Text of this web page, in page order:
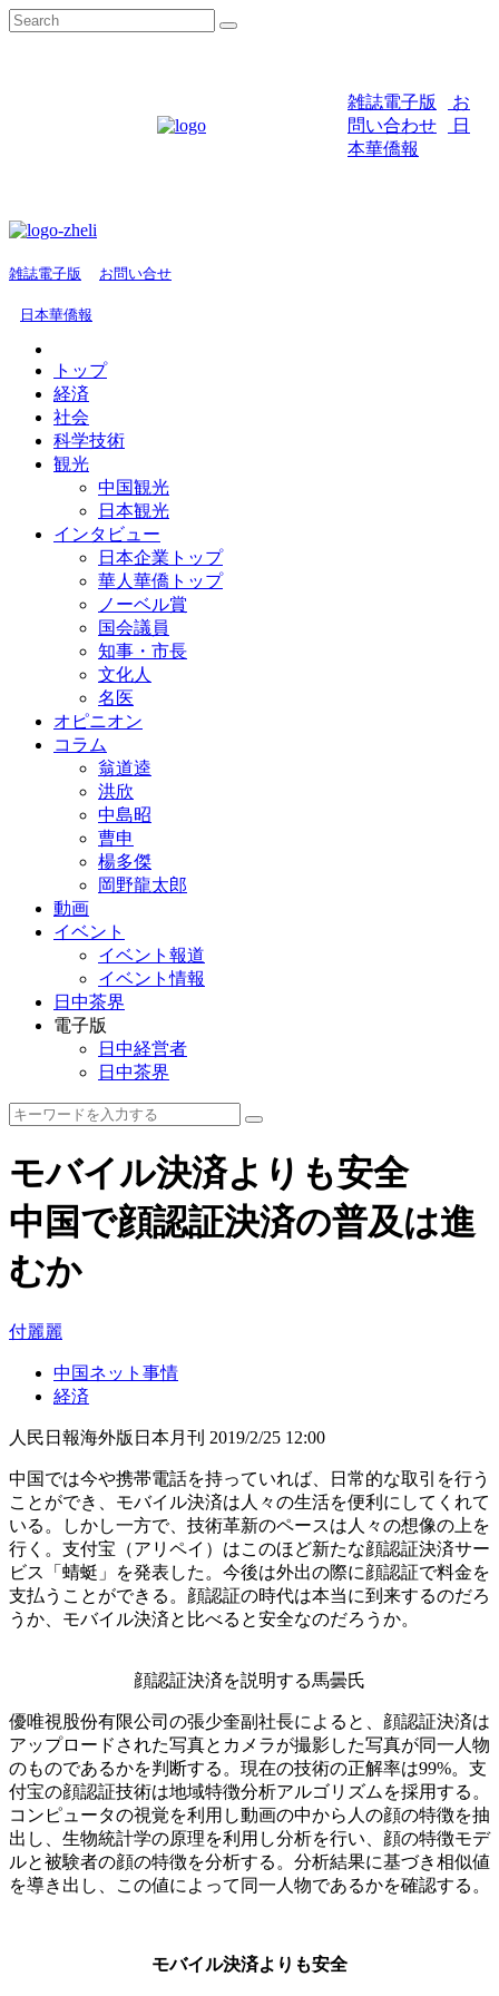
雑誌電子版
お
問い合わせ
日
本華僑報
雑誌電子版 お問い合せ
日本華僑報
トップ
経済
社会
科学技術
観光
中国観光
日本観光
インタビュー
日本企業トップ
華人華僑トップ
ノーベル賞
国会議員
知事・市長
文化人
名医
オピニオン
コラム
翁道逵
洪欣
中島昭
曹申
楊多傑
岡野龍太郎
動画
イベント
イベント報道
イベント情報
日中茶界
電子版
日中経営者
日中茶界
モバイル決済よりも安全
中国で顔認証決済の普及は進
むか
付麗麗
中国ネット事情
経済
人民日報海外版日本月刊 2019/2/25 12:00
中国では今や携帯電話を持っていれば、日常的な取引を行う
ことができ、モバイル決済は人々の生活を便利にしてくれて
いる。しかし一方で、技術革新のペースは人々の想像の上を
行く。支付宝（アリペイ）はこのほど新たな顔認証決済サー
ビス「蜻蜓」を発表した。今後は外出の際に顔認証で料金を
支払うことができる。顔認証の時代は本当に到来するのだろ
うか、モバイル決済と比べると安全なのだろうか。
顔認証決済を説明する馬曇氏
優唯視股份有限公司の張少奎副社長によると、顔認証決済は
アップロードされた写真とカメラが撮影した写真が同一人物
のものであるかを判断する。現在の技術の正解率は99%。支
付宝の顔認証技術は地域特徴分析アルゴリズムを採用する。
コンピュータの視覚を利用し動画の中から人の顔の特徴を抽
出し、生物統計学の原理を利用し分析を行い、顔の特徴モデ
ルと被験者の顔の特徴を分析する。分析結果に基づき相似値
を導き出し、この値によって同一人物であるかを確認する。
モバイル決済よりも安全